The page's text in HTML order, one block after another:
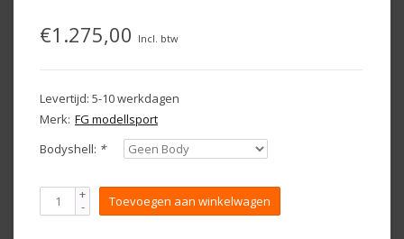
€1.275,00 Incl. btw
Levertijd: 5-10 werkdagen
Merk: FG modellsport
Bodyshell: *
+
- Toevoegen aan winkelwagen